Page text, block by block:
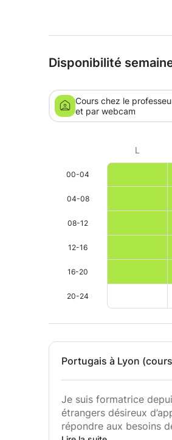
Disponibilité
Cours chez le
et par webcam
L
00-04
04-08
08-12
12-16
16-20
20-24
Portugais à Lyon
Je suis formatrice
étrangers désireux
répondre aux besoins